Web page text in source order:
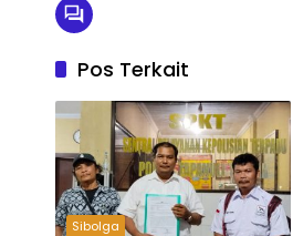
Pos Terkait
Sibolga